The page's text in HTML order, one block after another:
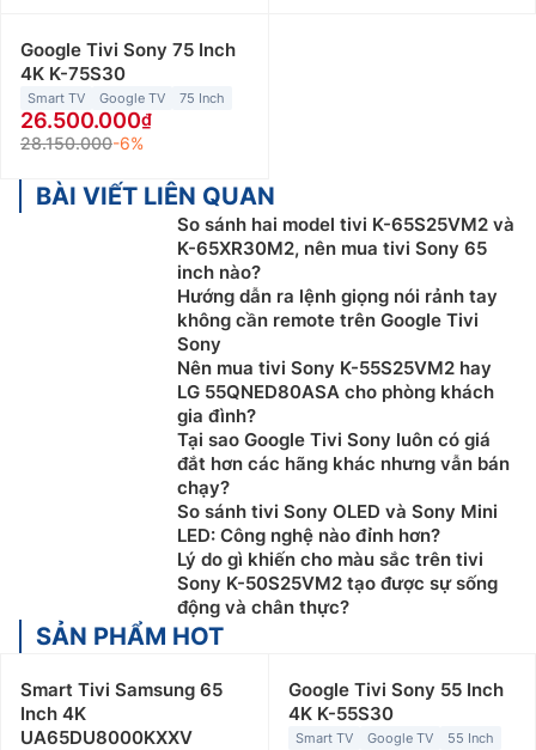
Google Tivi Sony 75 Inch
4K K-75S30
Smart TV Google TV 75 Inch
26.500.000
28.150.000-6%
BÀI VIẾT LIÊN QUAN
So sánh hai model tivi K-65S25VM2 và
K-65XR30M2, nên mua tivi Sony 65
inch nào?
Hướng dẫn ra lệnh giọng nói rảnh tay
không cần remote trên Google Tivi
Sony
Nên mua tivi Sony K-55S25VM2 hay
LG 55QNED80ASA cho phòng khách
gia đình?
Tại sao Google Tivi Sony luôn có giá
đắt hơn các hãng khác nhưng vẫn bán
chạy?
So sánh tivi Sony OLED và Sony Mini
LED: Công nghệ nào đỉnh hơn?
Lý do gì khiến cho màu sắc trên tivi
Sony K-50S25VM2 tạo được sự sống
động và chân thực?
SẢN PHẨM HOT
Smart Tivi Samsung 65
Inch 4K
UA65DU8000KXXV
Google Tivi Sony 55 Inch
4K K-55S30
Smart TV Google TV 55 Inch